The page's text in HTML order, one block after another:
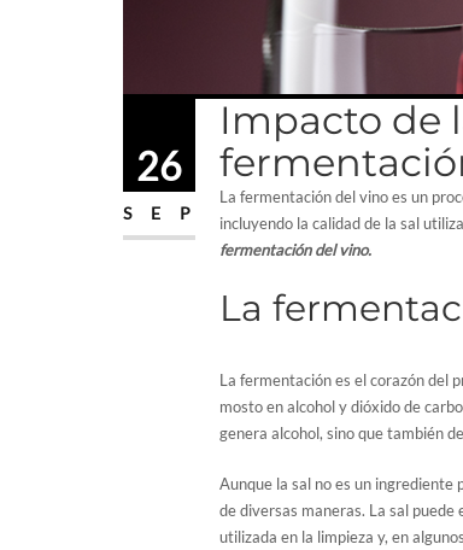
26
SEP
Impacto de
La fermentación del vino es un
incluyendo la calidad de la sal
fermentación del vino.
La
La fermentación es el corazón del
mosto en alcohol y dióxido de
genera alcohol, sino que también
Aunque la sal no es un ingrediente
de diversas maneras. La sal
utilizada en la limpieza y, en